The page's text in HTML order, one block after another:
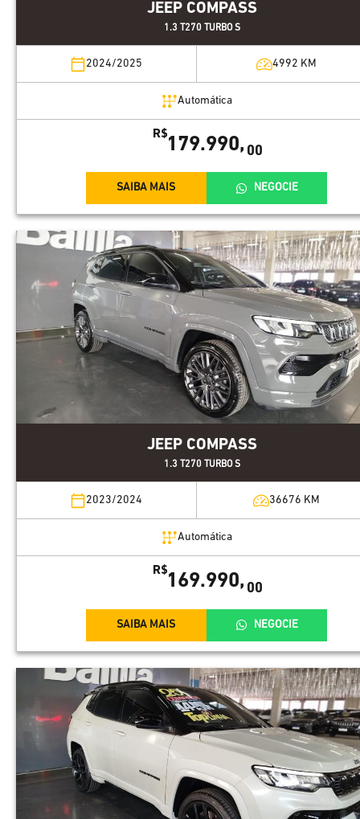
JEEP COMPASS
1.3 T270 TURBO S
2024/2025 4992 KM
Automática
R$
179.990, 00
SAIBA MAIS NEGOCIE
JEEP COMPASS
1.3 T270 TURBO S
2023/2024 36676 KM
Automática
R$
169.990, 00
SAIBA MAIS NEGOCIE